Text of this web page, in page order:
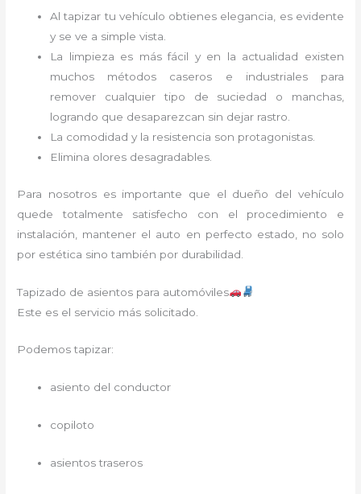
Al tapizar tu vehículo obtienes elegancia, es evidente
y se ve a simple vista.
La limpieza es más fácil y en la actualidad existen
muchos métodos caseros e industriales para
remover cualquier tipo de suciedad o manchas,
logrando que desaparezcan sin dejar rastro.
La comodidad y la resistencia son protagonistas.
Elimina olores desagradables.
Para nosotros es importante que el dueño del vehículo
quede totalmente satisfecho con el procedimiento e
instalación, mantener el auto en perfecto estado, no solo
por estética sino también por durabilidad.
Tapizado de asientos para automóviles
Este es el servicio más solicitado.
Podemos tapizar:
asiento del conductor
copiloto
asientos traseros